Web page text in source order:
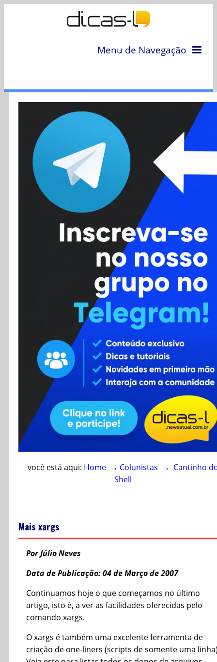
Menu de Navegação
Colunas
Colaboradores
Cursos
Enviar Dica
Contato
RSS
você está aqui: Home → Colunistas → Cantinho
Shell
Mais xargs
Por Júlio Neves
Data de Publicação: 04 de Março de 2007
Continuamos hoje o que começamos no último
artigo, isto é, a ver as facilidades oferecidas pelo
comando xargs.
O xargs é também uma excelente ferramenta de
criação de one-liners (scripts de somente uma